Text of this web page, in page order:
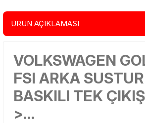
ÜRÜN AÇIKLAMASI
VOLKSWAGEN
FSI ARKA
BASKILI TEK
>…